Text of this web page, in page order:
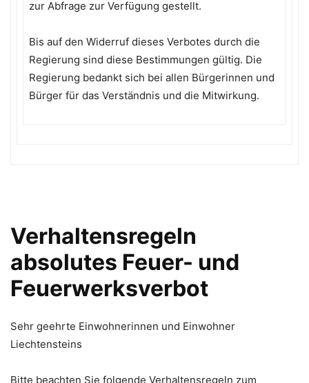
zur Abfrage zur Verfügung gestellt.
Bis auf den Widerruf dieses Verbotes durch die
Regierung sind diese Bestimmungen gültig. Die
Regierung bedankt sich bei allen Bürgerinnen und
Bürger für das Verständnis und die Mitwirkung.
Verhaltensregeln
absolutes Feuer- und
Feuerwerksverbot
Sehr geehrte Einwohnerinnen und Einwohner
Liechtensteins
Bitte beachten Sie folgende Verhaltensregeln zum